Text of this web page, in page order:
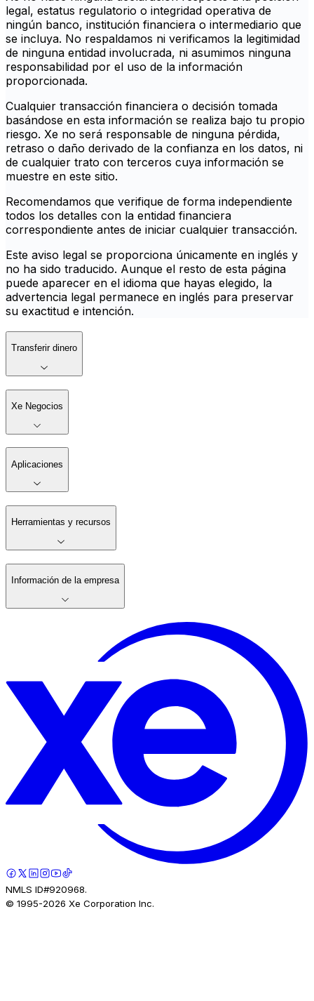
legal, estatus regulatorio o integridad operativa de
ningún banco, institución financiera o intermediario que
se incluya. No respaldamos ni verificamos la legitimidad
de ninguna entidad involucrada, ni asumimos ninguna
responsabilidad por el uso de la información
proporcionada.
Cualquier transacción financiera o decisión tomada
basándose en esta información se realiza bajo tu propio
riesgo. Xe no será responsable de ninguna pérdida,
retraso o daño derivado de la confianza en los datos, ni
de cualquier trato con terceros cuya información se
muestre en este sitio.
Recomendamos que verifique de forma independiente
todos los detalles con la entidad financiera
correspondiente antes de iniciar cualquier transacción.
Este aviso legal se proporciona únicamente en inglés y
no ha sido traducido. Aunque el resto de esta página
puede aparecer en el idioma que hayas elegido, la
advertencia legal permanece en inglés para preservar
su exactitud e intención.
Transferir dinero
Xe Negocios
Aplicaciones
Herramientas y recursos
Información de la empresa
NMLS ID#920968.
© 1995-2026 Xe Corporation Inc.